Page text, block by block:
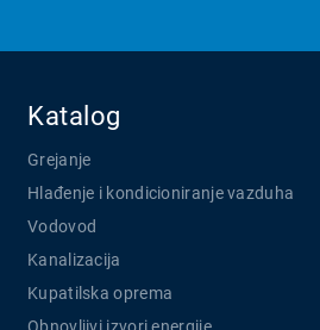
Katalog
Grejanje
Hlađenje i kondicioniranje vazduha
Vodovod
Kanalizacija
Kupatilska oprema